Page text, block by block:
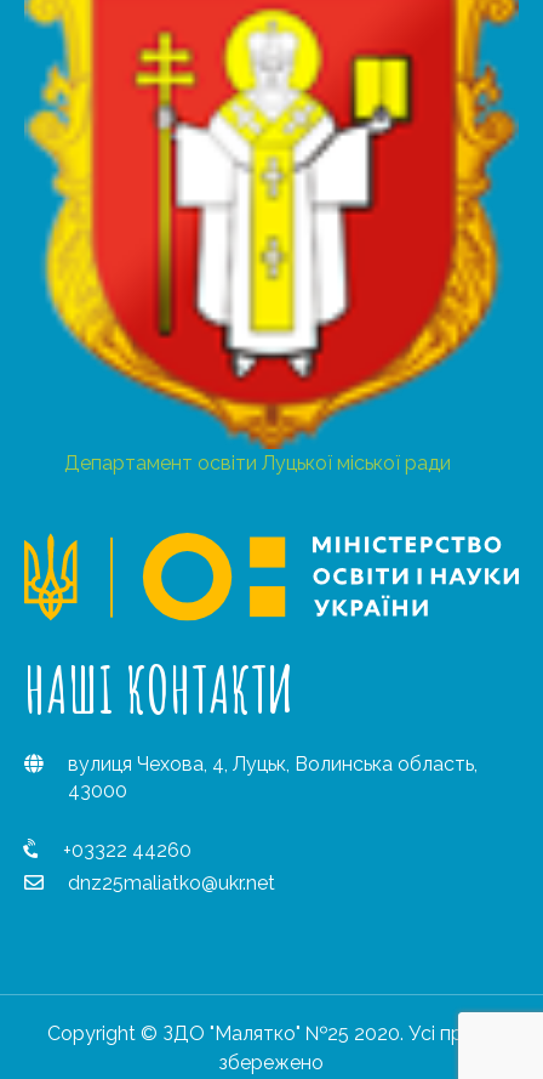
Департамент освіти Луцької міської ради
НАШІ КОНТАКТИ
вулиця Чехова, 4, Луцьк, Волинська область,
43000
+03322 44260
dnz25maliatko@ukr.net
Copyright © ЗДО "Малятко" №25 2020. Усі права
збережено